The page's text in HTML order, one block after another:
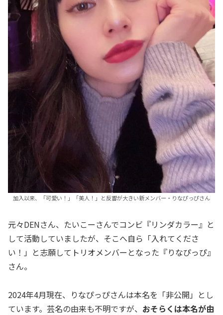
加入以来、「可愛い！」「美人！」と反響が大きい新メンバー・りなぴっぴさん
元々DENさん、たいこーさんでコンビ『リンダカラー』と
して活動していましたが、そこへ自ら「入れてくださ
い！」と志願してトリオメンバーとなった『りなぴっぴ』
さん。
2024年4月現在、りなぴっぴさんは本名を「非公開」とし
ています。芸名の由来も不明ですが、 おそらくは本名が由